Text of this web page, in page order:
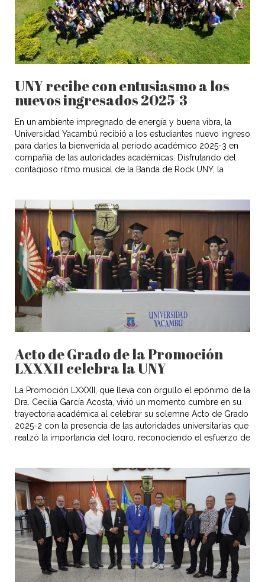
UNY recibe con entusiasmo a los
nuevos ingresados 2025-3
En un ambiente impregnado de energía y buena vibra, la
Universidad Yacambú recibió a los estudiantes nuevo ingreso
para darles la bienvenida al periodo académico 2025-3 en
compañía de las autoridades académicas. Disfrutando del
contagioso ritmo musical de la Banda de Rock UNY, la
Acto de Grado de la Promoción
LXXXII celebra la UNY
La Promoción LXXXII, que lleva con orgullo el epónimo de la
Dra. Cecilia García Acosta, vivió un momento cumbre en su
trayectoria académica al celebrar su solemne Acto de Grado
2025-2 con la presencia de las autoridades universitarias que
realzó la importancia del logro, reconociendo el esfuerzo de